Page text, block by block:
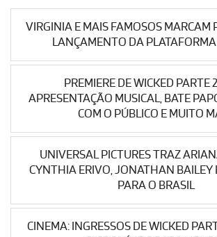
VIRGINIA E MAIS FAMOSOS MARCAM
LANÇAMENTO DA
PREMIERE DE WICKED PARTE
APRESENTAÇÃO MUSICAL, BATE
COM O PÚBLICO E MUITO
UNIVERSAL PICTURES TRAZ
CYNTHIA ERIVO, JONATHAN BAILEY
PARA O BRASIL
CINEMA: INGRESSOS DE WICKED